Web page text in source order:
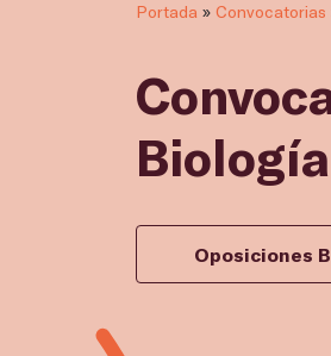
Portada » Convocatorias
Oposiciones